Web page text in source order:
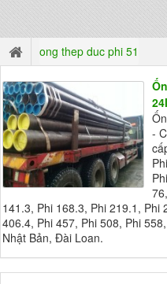
ong thep duc phi 51
-
141.3, Phi 168.3, Phi 219.1, Phi
406.4, Phi 457, Phi 508, Phi
Nhật Bản, Đài Loan.